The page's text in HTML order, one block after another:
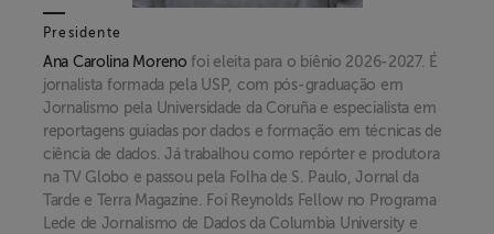
Presidente
Ana Carolina Moreno foi eleita para o biênio 2026-2027. É
jornalista formada pela USP, com pós-graduação em
Jornalismo pela Universidade da Coruña e especialista em
reportagens guiadas por dados e formação em técnicas de
ciência de dados. Já trabalhou como repórter e produtora
na TV Globo e passou pela Folha de S. Paulo, Jornal da
Tarde e Terra Magazine. Foi Reynolds Fellow no Programa
Lede de Jornalismo de Dados da Columbia University e